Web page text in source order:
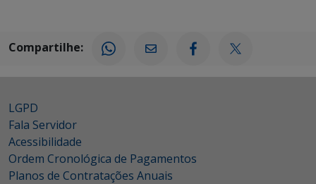
Compartilhe:
LGPD
Fala Servidor
Acessibilidade
Ordem Cronológica de Pagamentos
Planos de Contratações Anuais